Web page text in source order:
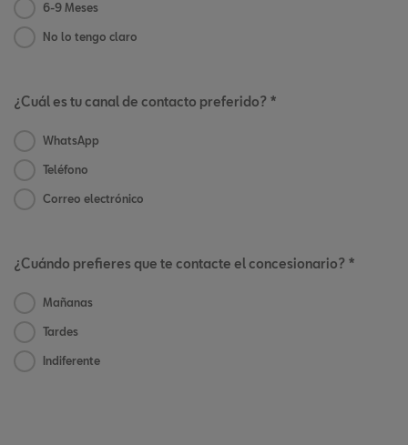
6-9 Meses
No lo tengo claro
¿Cuál es tu canal de contacto preferido? *
WhatsApp
Teléfono
Correo electrónico
¿Cuándo prefieres que te contacte el concesionario? *
Mañanas
Tardes
Indiferente